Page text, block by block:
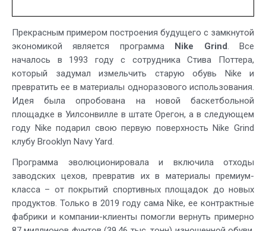
Прекрасным примером построения будущего с замкнутой
экономикой является программа
Nike Grind. Все
началось в 1993 году с сотрудника Стива Поттера,
который задумал измельчить старую обувь Nike и
превратить ее в материалы одноразового использования.
Идея была опробована на новой баскетбольной
площадке в Уилсонвилле в штате Орегон, а в следующем
году Nike подарил свою первую поверхность Nike Grind
клубу Brooklyn Navy Yard.
Программа эволюционировала и включила отходы
заводских цехов, превратив их в материалы премиум-
класса – от покрытий спортивных площадок до новых
продуктов. Только в 2019 году сама Nike, ее контрактные
фабрики и компании-клиенты помогли вернуть примерно